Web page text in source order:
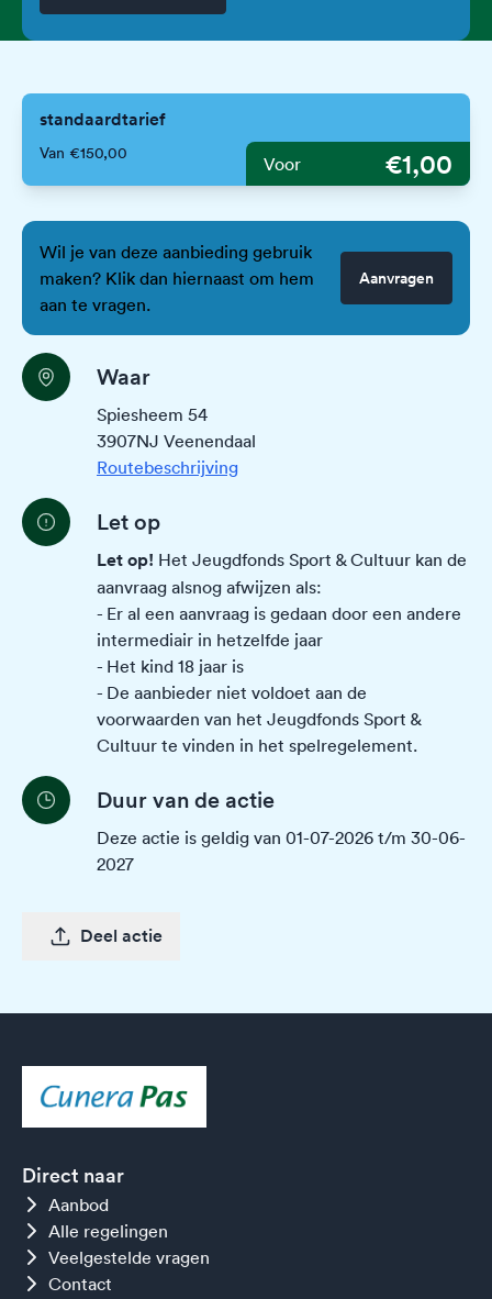
standaardtarief
Van €150,00 Voor €1,00
Wil je van deze aanbieding gebruik
maken? Klik dan hiernaast om hem
aan te vragen.
Aanvragen
Waar
Spiesheem 54
3907NJ Veenendaal
Routebeschrijving
Let op
Let op! Het Jeugdfonds Sport & Cultuur kan de
aanvraag alsnog afwijzen als:
- Er al een aanvraag is gedaan door een andere
intermediair in hetzelfde jaar
- Het kind 18 jaar is
- De aanbieder niet voldoet aan de
voorwaarden van het Jeugdfonds Sport &
Cultuur te vinden in het spelregelement.
Duur van de actie
Deze actie is geldig van 01-07-2026 t/m 30-06-
2027
Deel actie
Direct naar
Aanbod
Alle regelingen
Veelgestelde vragen
Contact